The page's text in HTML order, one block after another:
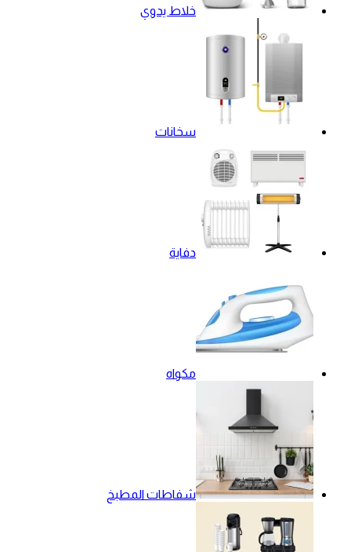
خلاط يدوي
سخانات
دفاية
مكواه
شفاطات المطبخ